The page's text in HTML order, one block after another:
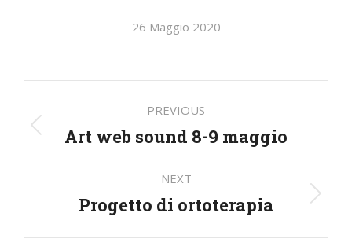
26 Maggio 2020
navigation
PREVIOUS
Previous
Art web sound 8-9 maggio
NEXT
Next
Progetto di ortoterapia